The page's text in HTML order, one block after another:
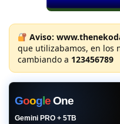
Aviso:
que utilizabamos, en los
cambiando a 123456789
GoogeOne
Gemini PRO + 5TB